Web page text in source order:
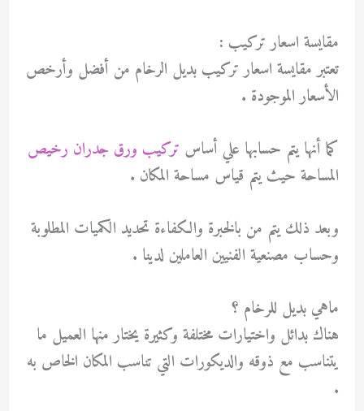
مقايسة اسعار تركيب :
تعتبر مقايسة اسعار تركيب بديل الرخام من أفضل وأرخص
الأسعار الموجودة .
كما أنها يتم حسابها علي أساس تركيب ورق جدران رخيص
المساحة حيث يتم قياس مساحة المكان .
وبعد ذلك يتم من بالخبرة والكفاءة تحديد الكميات المطلوبة
وحساب مصنعية الفنيين العاملين لدينا .
ماهي بديل للرخام ؟
هناك بدائل واختيارات مختلفة وكثيرة يختار منها العميل ما
يتناسب مع ذوقه والديكورات التي تناسب المكان الخاص به
.